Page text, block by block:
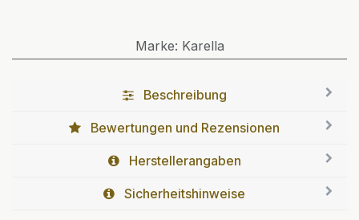
Marke: Karella
Beschreibung
Bewertungen und Rezensionen
Herstellerangaben
Sicherheitshinweise